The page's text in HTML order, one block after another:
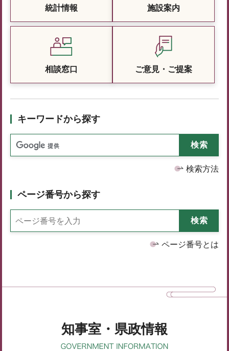
統計情報 施設案内
相談窓口 ご意見・ご提案
キーワードから探す
検索方法
ページ番号から探す
ページ番号とは
知事室・県政情報